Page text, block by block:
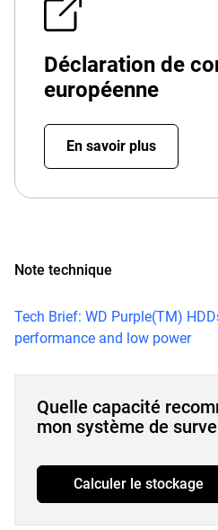
Déclaration de
européenne
En savoir plus
Note technique
Tech Brief: WD Purple(TM)
performance and low power
Quelle capacité
mon système de
Calculer le stockage